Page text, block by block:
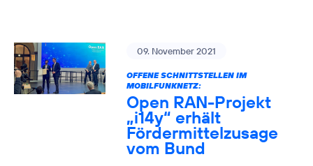
09. November 2021
OFFENE SCHNITTSTELLEN IM
MOBILFUNKNETZ:
Open RAN-Projekt
„i14y“ erhält
Fördermittelzusage
vom Bund